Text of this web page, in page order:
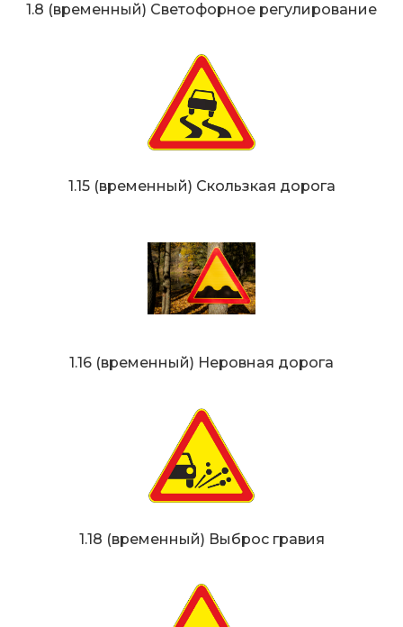
1.8 (временный) Светофорное регулирование
1.15 (временный) Скользкая дорога
1.16 (временный) Неровная дорога
1.18 (временный) Выброс гравия